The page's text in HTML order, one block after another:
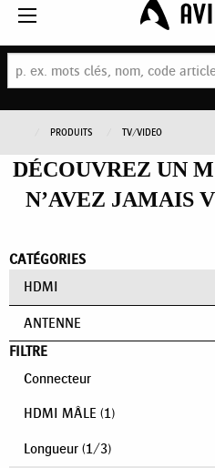
PRODUITS TV/VIDEO
DÉCOUVREZ UN
N’AVEZ JAMAIS
CATÉGORIES
HDMI
ANTENNE
FILTRE
Connecteur
HDMI MÂLE (1)
Longueur (1/3)